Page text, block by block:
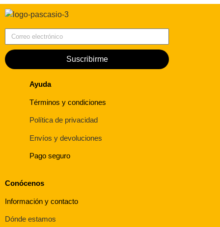
Suscribirme
Ayuda
Términos y condiciones
Política de privacidad
Envíos y devoluciones
Pago seguro
Conócenos
Información y contacto
Dónde estamos